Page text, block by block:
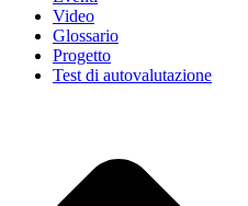
Video
Glossario
Progetto
Test di autovalutazione